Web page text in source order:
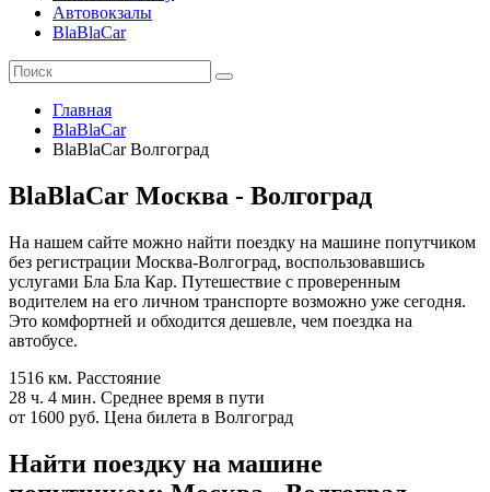
Автовокзалы
BlaBlaCar
Главная
BlaBlaCar
BlaBlaCar Волгоград
BlaBlaCar Москва - Волгоград
На нашем сайте можно найти поездку на машине попутчиком
без регистрации Москва-Волгоград, воспользовавшись
услугами Бла Бла Кар. Путешествие с проверенным
водителем на его личном транспорте возможно уже сегодня.
Это комфортней и обходится дешевле, чем поездка на
автобусе.
1516 км. Расстояние
28 ч. 4 мин. Среднее время в пути
от 1600 руб. Цена билета в Волгоград
Найти поездку на машине